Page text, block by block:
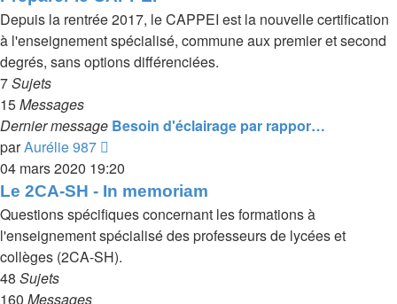
message
Depuis la rentrée 2017, le CAPPEI est la nouvelle certification
à l'enseignement spécialisé, commune aux premier et second
degrés, sans options différenciées.
7Sujets
15Messages
Dernier message Besoin d'éclairage par rappor…
parAurélie 987
le
dernier
message
04 mars 2020 19:20
Le 2CA-SH - In memoriam
Questions spécifiques concernant les formations à
l'enseignement spécialisé des professeurs de lycées et
collèges (2CA-SH).
48 Sujets
160 Messages